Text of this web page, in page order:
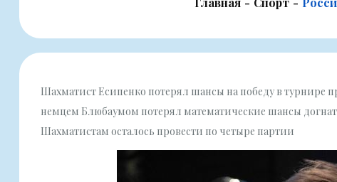
Шахматист Есипенко потерял шансы на победу в турнире
немцем Блюбаумом потерял математические шансы
Шахматистам осталось провести по четыре партии